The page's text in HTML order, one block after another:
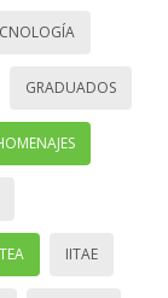
GRADUADOS
IITAE